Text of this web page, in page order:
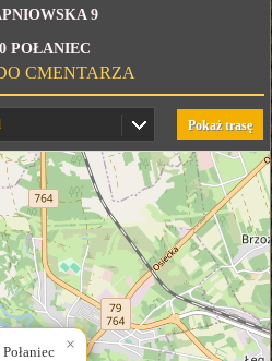
9
POŁANIEC
CMENTARZA
Pokaż trasę
Połaniec ×